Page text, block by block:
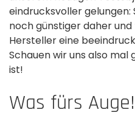
eindrucksvoller
noch günstiger daher
Hersteller eine
Schauen wir uns also mal
ist!
Was fürs Auge!